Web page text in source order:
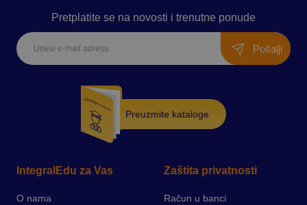
IntegralEdu za Vas
O nama
Zaštita privatnosti
Račun u banci
Pretplatite se na novosti i trenutne ponude
Pošalji
Preuzmite kataloge